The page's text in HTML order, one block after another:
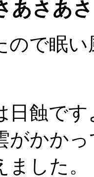
あさあ
ので眠い
日蝕です
がかか
した。